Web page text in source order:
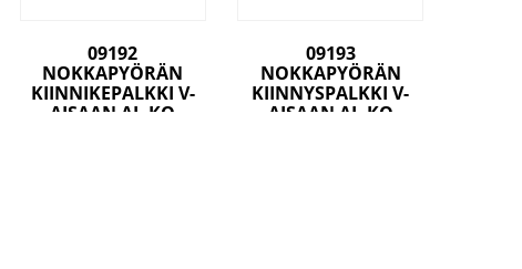
09192
NOKKAPYÖRÄN
KIINNIKEPALKKI V-
AISAAN AL-KO
09193
NOKKAPYÖRÄN
KIINNYSPALKKI V-
AISAAN AL-KO